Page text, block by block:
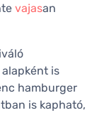
vajasan
is
hamburger
is kapható,